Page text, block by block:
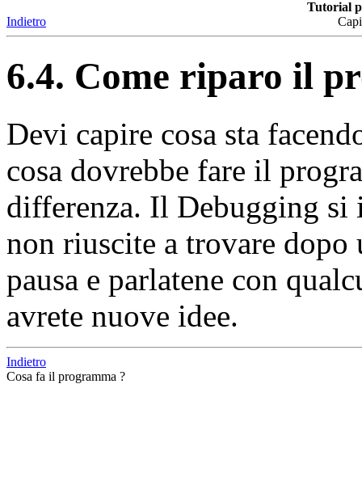
Tutorial
Indietro
6.4. Come riparo il
Devi capire cosa sta
cosa dovrebbe fare il
differenza. Il Debugging si
non riuscite a trovare
pausa e parlatene con
avrete nuove idee.
Indietro
Cosa fa il programma ?